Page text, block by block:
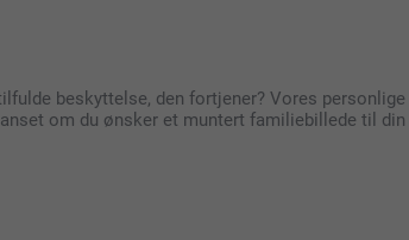
beskyttelse, den fortjener? Vores
om du ønsker et muntert familiebillede til